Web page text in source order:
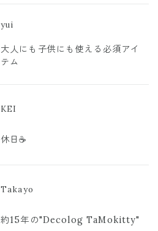
yui
大人にも子供にも使える必須アイ
テム
KEI
休日☕️
Takayo
約15年の"Decolog TaMokitty"